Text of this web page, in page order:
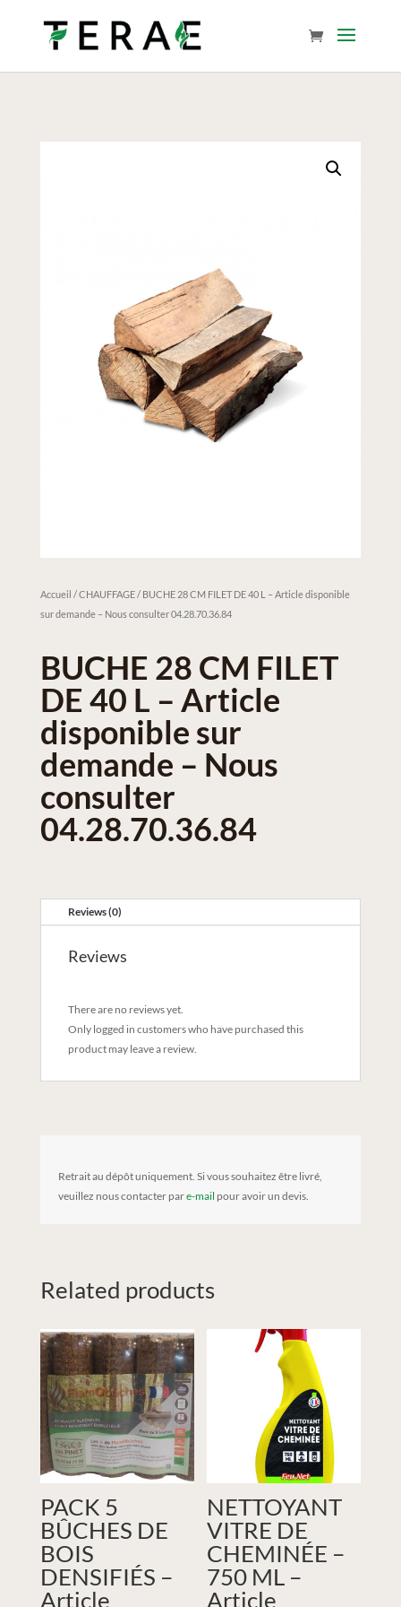
Accueil /CHAUFFAGE/ BUCHE 28 CM FILET DE 40 L – Article disponible
sur demande – Nous consulter 04.28.70.36.84
BUCHE 28 CM FILET
DE 40 L – Article
disponible sur
demande – Nous
consulter
04.28.70.36.84
Reviews (0)
Reviews
There are no reviews yet.
Only logged in customers who have purchased this
product may leave a review.
Retrait au dépôt uniquement. Si vous souhaitez être livré,
veuillez nous contacter pare-mail pour avoir un devis.
Related products
PACK 5
BÛCHES DE
BOIS
DENSIFIÉS –
Article
NETTOYANT
VITRE DE
CHEMINÉE –
750 ML –
Article